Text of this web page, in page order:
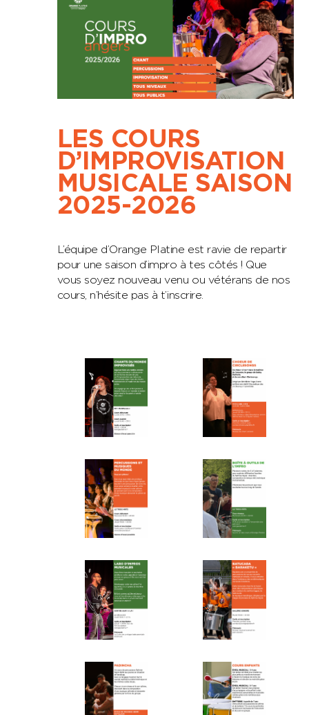
LES COURS
D’IMPROVISATION
MUSICALE SAISON
2025-2026
L’équipe d’Orange Platine est ravie de repartir
pour une saison d’impro à tes côtés ! Que
vous soyez nouveau venu ou vétérans de nos
cours, n’hésite pas à t’inscrire.